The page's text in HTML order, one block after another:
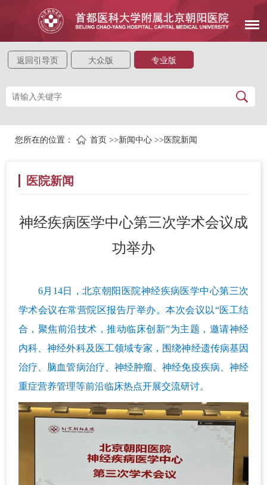
返回引导页 大众版 专业版
您所在的位置： 首页 >>新闻中心 >> 医院新闻
医院新闻
神经疾病医学中心第三次学术会议成
功举办
6月14日，北京朝阳医院神经疾病医学中心第三次
学术会议在常营院区报告厅举办。本次会议以“医工结
合，聚焦前沿技术，推动临床创新”为主题，邀请神经
内科、神经外科及医工领域专家，围绕神经遗传病基因
治疗、脑血管病治疗、神经肿瘤、神经免疫疾病、神经
重症营养管理等前沿临床热点开展交流研讨。